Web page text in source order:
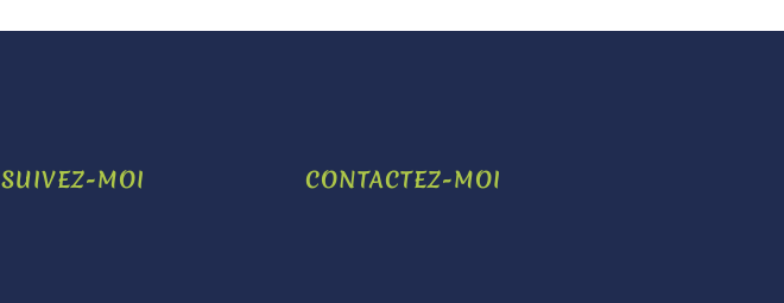
SUIVEZ-MOI CONTACTEZ-MOI